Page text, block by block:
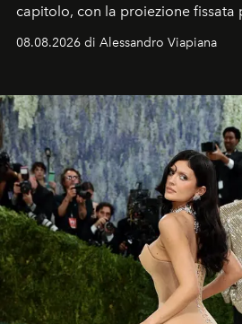
capitolo, con la proiezione fissata
dell’attore chiamato a raccogliere
Craig, però, regna ancora il più
08.08.2026 di Alessandro Viapiana